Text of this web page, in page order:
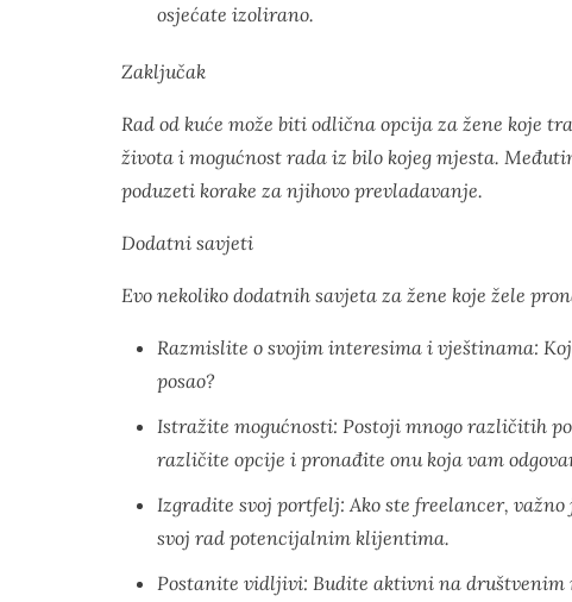
osjećate izolirano.
Zaključak
Rad od kuće može biti odlična opcija za žene koje
života i mogućnost rada iz bilo kojeg mjesta.
poduzeti korake za njihovo prevladavanje.
Dodatni savjeti
Evo nekoliko dodatnih savjeta za žene koje žele
Razmislite o svojim interesima i vještinama:
posao?
Istražite mogućnosti: Postoji mnogo različitih
različite opcije i pronađite onu koja vam
Izgradite svoj portfelj: Ako ste freelancer,
svoj rad potencijalnim klijentima.
Postanite vidljivi: Budite aktivni na društvenim